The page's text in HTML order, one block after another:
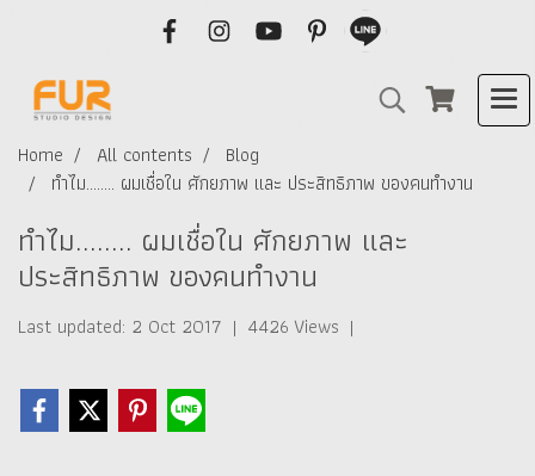
Home All contents
Blog
ทำไม........ ผมเชื่อใน ศักยภาพ และ ประสิทธิภาพ ของคนทำงาน
ทำไม........ ผมเชื่อใน ศักยภาพ และ
ประสิทธิภาพ ของคนทำงาน
Last updated: 2 Oct 2017 | 4426 Views |